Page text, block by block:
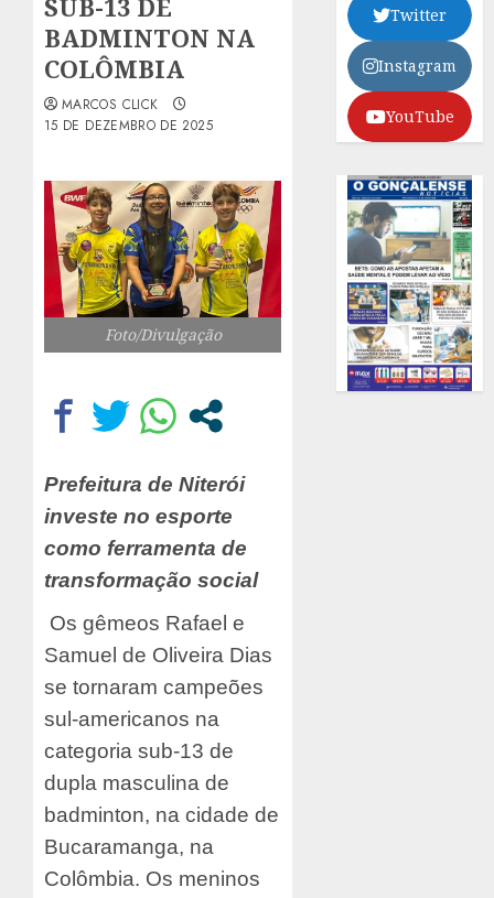
SUB-13 DE
BADMINTON NA
COLÔMBIA
MARCOS CLICK
15 DE DEZEMBRO DE 2025
Foto/Divulgação
Prefeitura de Niterói
investe no esporte
como ferramenta de
transformação social
Os gêmeos Rafael e
Samuel de Oliveira Dias
se tornaram campeões
sul-americanos na
categoria sub-13 de
dupla masculina de
badminton, na cidade de
Bucaramanga, na
Colômbia. Os meninos
Twitter
Instagram
YouTube